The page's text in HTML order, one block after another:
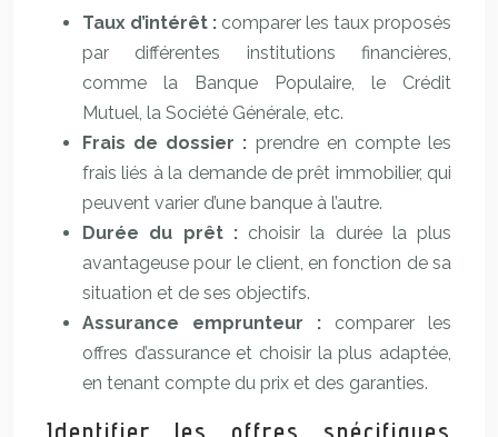
Taux d’intérêt : comparer les taux proposés
par différentes institutions financières,
comme la Banque Populaire, le Crédit
Mutuel, la Société Générale, etc.
Frais de dossier : prendre en compte les
frais liés à la demande de prêt immobilier, qui
peuvent varier d’une banque à l’autre.
Durée du prêt : choisir la durée la plus
avantageuse pour le client, en fonction de sa
situation et de ses objectifs.
Assurance emprunteur : comparer les
offres d’assurance et choisir la plus adaptée,
en tenant compte du prix et des garanties.
Identifier les offres spécifiques